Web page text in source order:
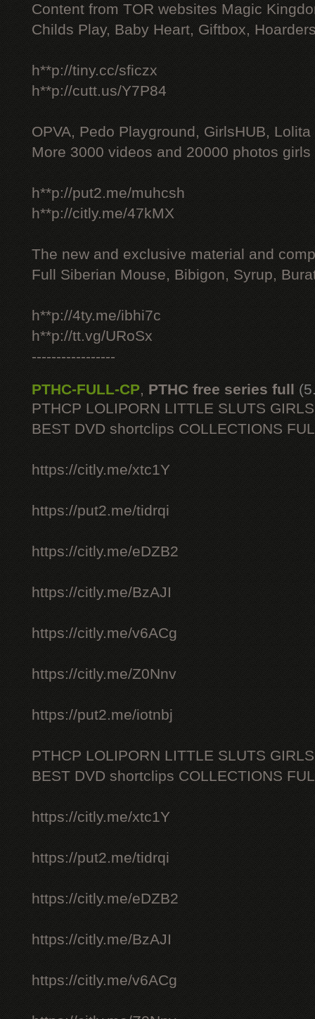
Content from TOR websites Magic
Childs Play, Baby Heart, Giftbox,
h**p://tiny.cc/sficzx
h**p://cutt.us/Y7P84
OPVA, Pedo Playground, GirlsHUB, Lolita
More 3000 videos and 20000 photos
h**p://put2.me/muhcsh
h**p://citly.me/47kMX
The new and exclusive material and
Full Siberian Mouse, Bibigon, Syrup,
h**p://4ty.me/ibhi7c
h**p://tt.vg/URoSx
-----------------
PTHC-FULL-CP, PTHC free series full
PTHCP LOLIPORN LITTLE SLUTS
BEST DVD shortclips COLLECTIONS
https://citly.me/xtc1Y
https://put2.me/tidrqi
https://citly.me/eDZB2
https://citly.me/BzAJI
https://citly.me/v6ACg
https://citly.me/Z0Nnv
https://put2.me/iotnbj
PTHCP LOLIPORN LITTLE SLUTS
BEST DVD shortclips COLLECTIONS
https://citly.me/xtc1Y
https://put2.me/tidrqi
https://citly.me/eDZB2
https://citly.me/BzAJI
https://citly.me/v6ACg